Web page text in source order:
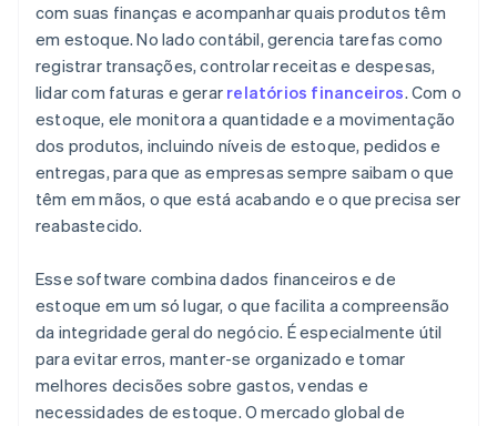
Interface amigável
Acesso móvel
com suas finanças e acompanhar quais produtos têm
em estoque. No lado contábil, gerencia tarefas como
registrar transações, controlar receitas e despesas,
lidar com faturas e gerar relatórios financeiros. Com o
estoque, ele monitora a quantidade e a movimentação
dos produtos, incluindo níveis de estoque, pedidos e
entregas, para que as empresas sempre saibam o que
têm em mãos, o que está acabando e o que precisa ser
reabastecido.
Esse software combina dados financeiros e de
estoque em um só lugar, o que facilita a compreensão
da integridade geral do negócio. É especialmente útil
para evitar erros, manter-se organizado e tomar
melhores decisões sobre gastos, vendas e
necessidades de estoque. O mercado global de